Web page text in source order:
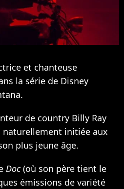
et chanteuse
la série de Disney
de country Billy Ray
naturellement initiée aux
plus jeune âge.
Doc(où son père tient le
émissions de variété